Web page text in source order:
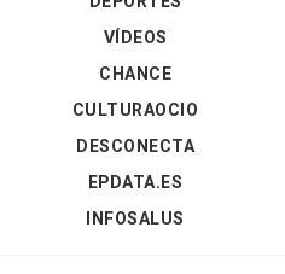
VÍDEOS
CHANCE
CULTURAOCIO
DESCONECTA
EPDATA.ES
INFOSALUS